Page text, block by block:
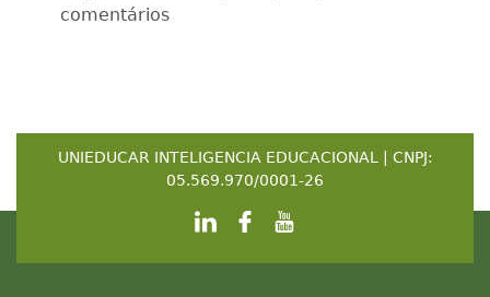
comentários
UNIEDUCAR INTELIGENCIA EDUCACIONAL | CNPJ:
05.569.970/0001-26